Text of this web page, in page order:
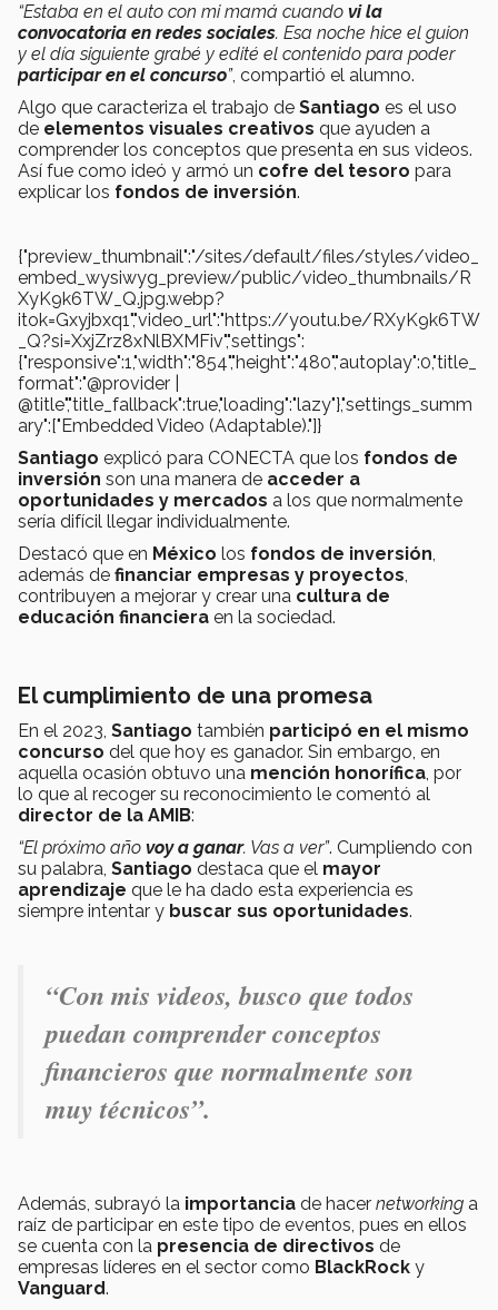
“Estaba en el auto con mi mamá cuando vi la
convocatoria en redes sociales. Esa noche hice el guion
y el día siguiente grabé y edité el contenido para poder
participar en el concurso”, compartió el alumno.
Algo que caracteriza el trabajo de Santiago es el uso
de elementos visuales creativos que ayuden a
comprender los conceptos que presenta en sus videos.
Así fue como ideó y armó un cofre del tesoro para
explicar los fondos de inversión.
{"preview_thumbnail":"/sites/default/files/styles/video_
embed_wysiwyg_preview/public/video_thumbnails/R
XyK9k6TW_Q.jpg.webp?
itok=Gxyjbxq1","video_url":"https://youtu.be/RXyK9k6TW
_Q?si=XxjZrz8xNlBXMFiv","settings":
{"responsive":1,"width":"854","height":"480","autoplay":0,"title_
format":"@provider |
@title","title_fallback":true,"loading":"lazy"},"settings_summ
ary":["Embedded Video (Adaptable)."]}
Santiago explicó para CONECTA que los fondos de
inversión son una manera de acceder a
oportunidades y mercados a los que normalmente
sería difícil llegar individualmente.
Destacó que en México los fondos de inversión,
además de financiar empresas y proyectos,
contribuyen a mejorar y crear una cultura de
educación financiera en la sociedad.
El cumplimiento de una promesa
En el 2023, Santiago también participó en el mismo
concurso del que hoy es ganador. Sin embargo, en
aquella ocasión obtuvo una mención honorífica, por
lo que al recoger su reconocimiento le comentó al
director de la AMIB:
“El próximo año voy a ganar. Vas a ver”. Cumpliendo con
su palabra, Santiago destaca que el mayor
aprendizaje que le ha dado esta experiencia es
siempre intentar y buscar sus oportunidades.
“Con mis videos, busco que todos
puedan comprender conceptos
financieros que normalmente son
muy técnicos”.
Además, subrayó la importancia de hacer networking a
raíz de participar en este tipo de eventos, pues en ellos
se cuenta con la presencia de directivos de
empresas líderes en el sector como BlackRock y
Vanguard.